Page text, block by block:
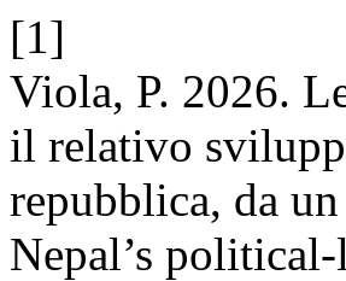
[1]
Viola, P. 2026.
il relativo
repubblica, da
Nepal’s